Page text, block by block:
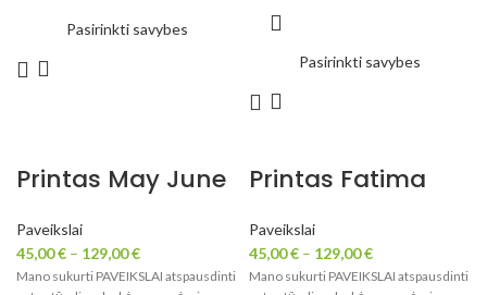
Pasirinkti savybes
Pasirinkti savybes
Printas May June
Paveikslai
45,00€ – 129,00€
Mano sukurti PAVEIKSLAI atspausdinti
Printas Fatima
Paveikslai
45,00€ – 129,00€
Mano sukurti PAVEIKSLAI atspausdinti